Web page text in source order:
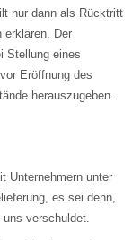
nur dann als Rücktritt
erklären. Der
Stellung eines
Eröffnung des
herauszugeben.
Unternehmern unter
es sei denn,
verschuldet.